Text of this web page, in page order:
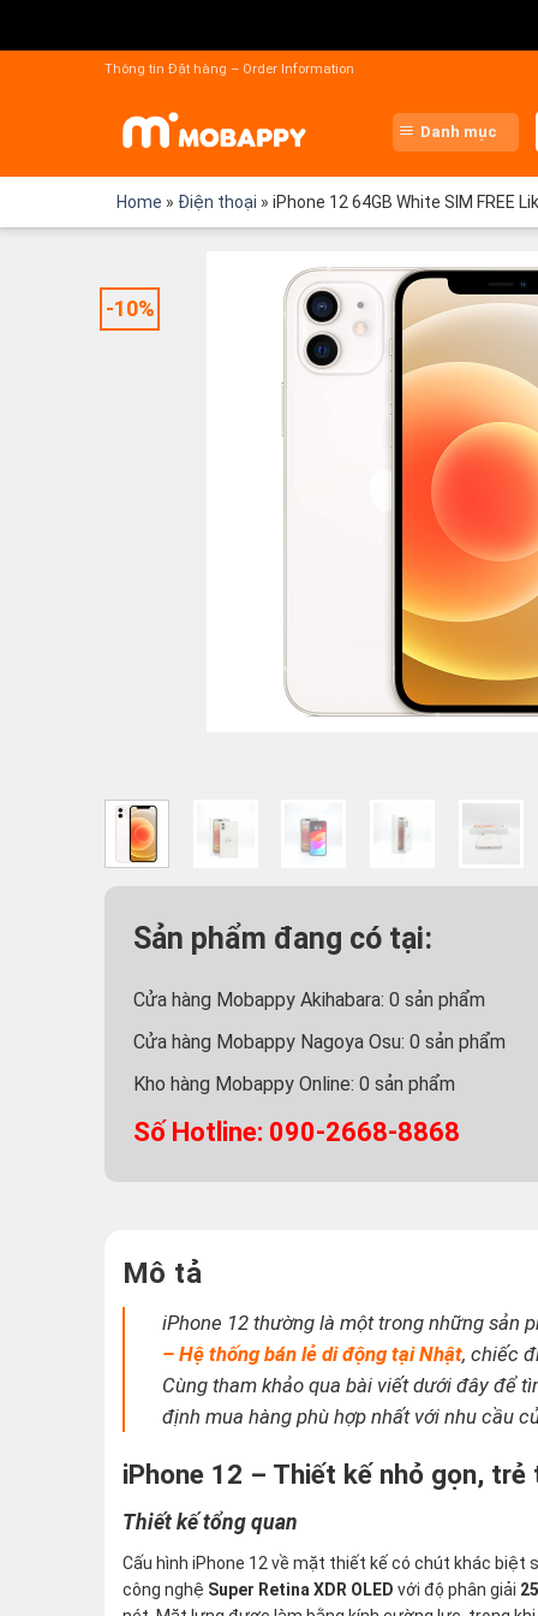
Thông tin Đặt hàng – Order Information
Danh mục
Home » Điện thoại » iPhone 12 64GB White SIM FREE
-10%
Sản phẩm đang có tại:
Cửa hàng Mobappy Akihabara: 0 sản phẩm
Cửa hàng Mobappy Nagoya Osu: 0 sản phẩm
Kho hàng Mobappy Online: 0 sản phẩm
Số Hotline: 090-2668-8868
Mô tả
iPhone 12 thường là một trong những sản
– Hệ thống bán lẻ di động tại Nhật, chiếc
Cùng tham khảo qua bài viết dưới đây để
định mua hàng phù hợp nhất với nhu cầu
iPhone 12 – Thiết kế nhỏ gọn,
Thiết kế tổng quan
Cấu hình iPhone 12 về mặt thiết kế có chút khác biệt
công nghệ Super Retina XDR OLED với độ phân giải